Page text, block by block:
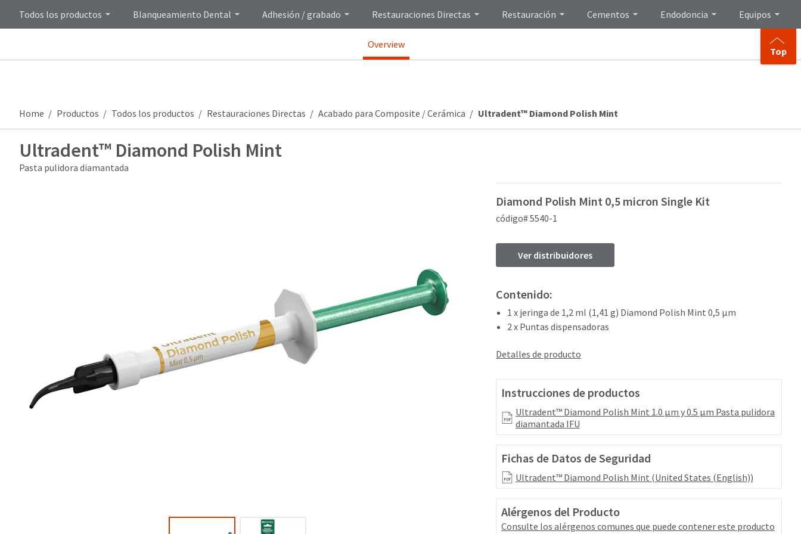
Todos los productos Blanqueamiento Dental Adhesión / grabado Restauraciones Directas Restauración Cementos Endodoncia Equipos
Overview
Top
Home Productos Todos los productos Restauraciones Directas Acabado para Composite / Cerámica Ultradent™ Diamond Polish Mint
Ultradent™ Diamond Polish Mint
Pasta pulidora diamantada
Diamond Polish Mint 0,5 micron Single Kit
código# 5540-1
Ver distribuidores
Contenido:
1 x jeringa de 1,2 ml (1,41 g) Diamond Polish Mint 0,5 μm
2 x Puntas dispensadoras
Detalles de producto
Instrucciones de productos
Ultradent™ Diamond Polish Mint 1.0 μm y 0.5 μm Pasta pulidora
diamantada IFU
Fichas de Datos de Seguridad
Ultradent™ Diamond Polish Mint (United States (English))
Alérgenos del Producto
Consulte los alérgenos comunes que puede contener este producto